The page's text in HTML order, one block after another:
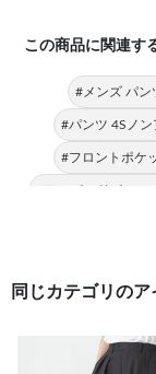
この商品に関連す
#メンズ パン
#パンツ 4Sノン
#フロントポケ
同じカテゴリのア